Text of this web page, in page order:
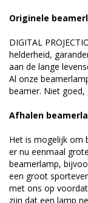
Originele
DIGITAL
helderheid,
aan de lange
Al onze
beamer. Niet goed,
Afhalen
Het is mogelijk om
er nu eenmaal
beamerlamp,
een groot
met ons op
zijn dat een lamp